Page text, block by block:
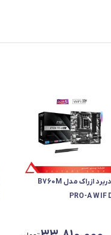
مادربرد ازراک مدل B760M
PRO-A WIF